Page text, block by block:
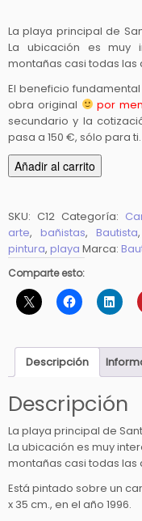
La playa principal de
La ubicación es muy
montañas casi todas
El beneficio
obra original
por
secundario y la
pasa a 150 €, sólo para ti.
l
y
a
d
e
i
n
e
r
o
(V
E
N
Añadir al carrito
SKU: C12 Categoría:
arte, bañistas, Bautista,
pintura, playa Marca:
Comparte esto:
Descripción
Descripción
La playa principal de
La ubicación es muy
montañas casi todas
Está pintado sobre un
x 35 cm., en el año 1996.